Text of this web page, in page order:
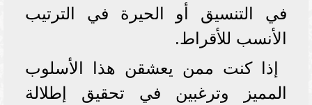
في التنسيق أو الحيرة في الترتيب
الأنسب للأقراط.
إذا كنت ممن يعشقن هذا الأسلوب
المميز وترغبين في تحقيق إطلالة